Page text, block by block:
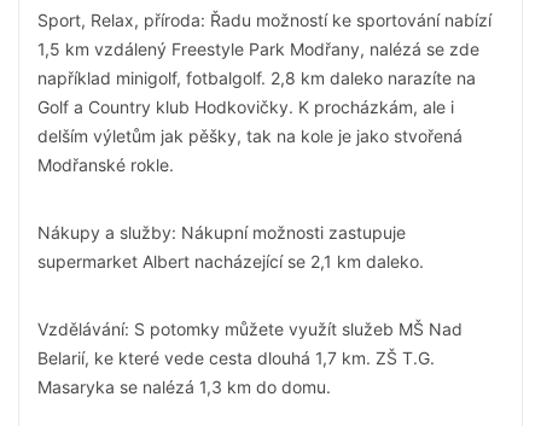
Sport, Relax, příroda: Řadu možností ke sportování nabízí
1,5 km vzdálený Freestyle Park Modřany, nalézá se zde
například minigolf, fotbalgolf. 2,8 km daleko narazíte na
Golf a Country klub Hodkovičky. K procházkám, ale i
delším výletům jak pěšky, tak na kole je jako stvořená
Modřanské rokle.
Nákupy a služby: Nákupní možnosti zastupuje
supermarket Albert nacházející se 2,1 km daleko.
Vzdělávání: S potomky můžete využít služeb MŠ Nad
Belarií, ke které vede cesta dlouhá 1,7 km. ZŠ T.G.
Masaryka se nalézá 1,3 km do domu.